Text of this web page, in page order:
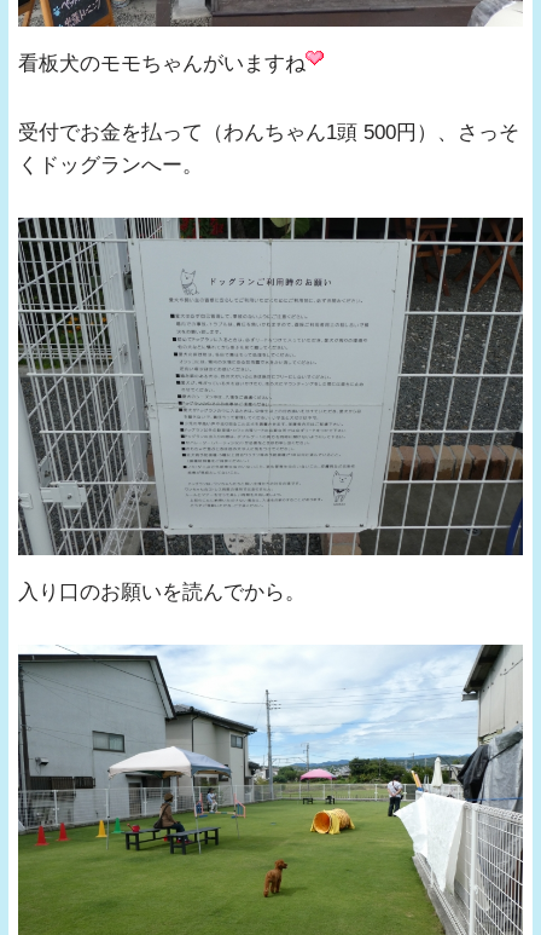
看板犬のモモちゃんがいますね
受付でお金を払って（わんちゃん1頭 500円）、さっそ
くドッグランへー。
入り口のお願いを読んでから。